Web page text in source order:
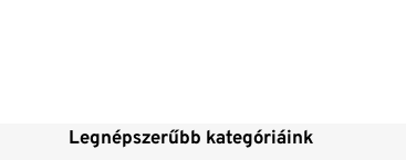
Legnépszerűbb kategóriáink